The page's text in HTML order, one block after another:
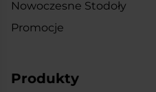
Nowoczesne Stodoły
Promocje
Produkty